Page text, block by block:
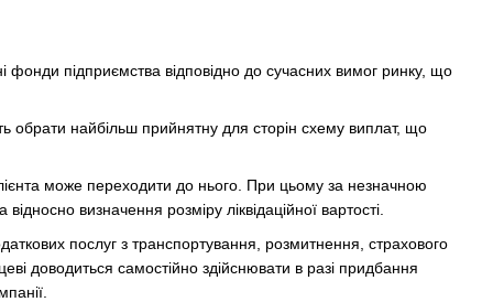
фонди підприємства відповідно до сучасних вимог ринку, що
обрати найбільш прийнятну для сторін схему виплат, що
може переходити до нього. При цьому за незначною
визначення розміру ліквідаційної вартості.
послуг з транспортування, розмитнення, страхового
доводиться самостійно здійснювати в разі придбання